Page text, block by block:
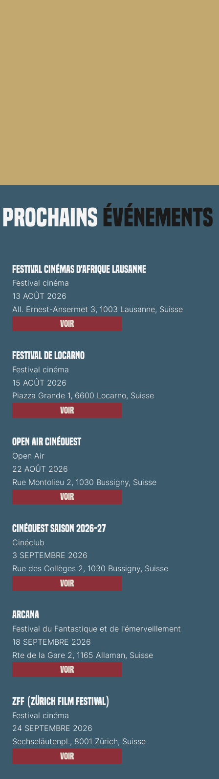
prochains événements
Festival cinémas d'Afrique Lausanne
Festival cinéma
13 AOÛT 2026
All. Ernest-Ansermet 3, 1003 Lausanne, Suisse
Voir
Festival de Locarno
Festival cinéma
15 AOÛT 2026
Piazza Grande 1, 6600 Locarno, Suisse
Voir
Open Air CinéOuest
Open Air
22 AOÛT 2026
Rue Montolieu 2, 1030 Bussigny, Suisse
Voir
CinéOuest Saison 2026-27
Cinéclub
3 SEPTEMBRE 2026
Rue des Collèges 2, 1030 Bussigny, Suisse
Voir
ARCANA
Festival du Fantastique et de l'émerveillement
18 SEPTEMBRE 2026
Rte de la Gare 2, 1165 Allaman, Suisse
Voir
ZFF (Zürich Film Festival)
Festival cinéma
24 SEPTEMBRE 2026
Sechseläutenpl., 8001 Zürich, Suisse
Voir